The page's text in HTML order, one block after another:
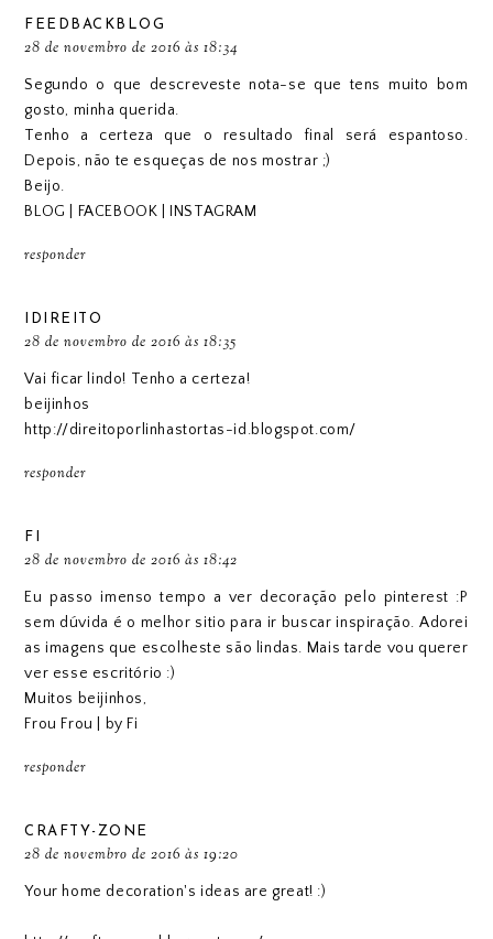
FEEDBACKBLOG
28 de novembro de 2016 às 18:34
Segundo o que descreveste nota-se que tens muito bom
gosto, minha querida.
Tenho a certeza que o resultado final será espantoso.
Depois, não te esqueças de nos mostrar ;)
Beijo.
BLOG
FACEBOOK INSTAGRAM
responder
IDIREITO
28 de novembro de 2016 às 18:35
Vai ficar lindo! Tenho a certeza!
beijinhos
http://direitoporlinhastortas-id.blogspot.com/
responder
FI
28 de novembro de 2016 às 18:42
Eu passo imenso tempo a ver decoração pelo pinterest :P
sem dúvida é o melhor sitio para ir buscar inspiração. Adorei
as imagens que escolheste são lindas. Mais tarde vou querer
ver esse escritório :)
Muitos beijinhos,
Frou Frou | by Fi
responder
CRAFTY-ZONE
28 de novembro de 2016 às 19:20
Your home decoration's ideas are great! :)